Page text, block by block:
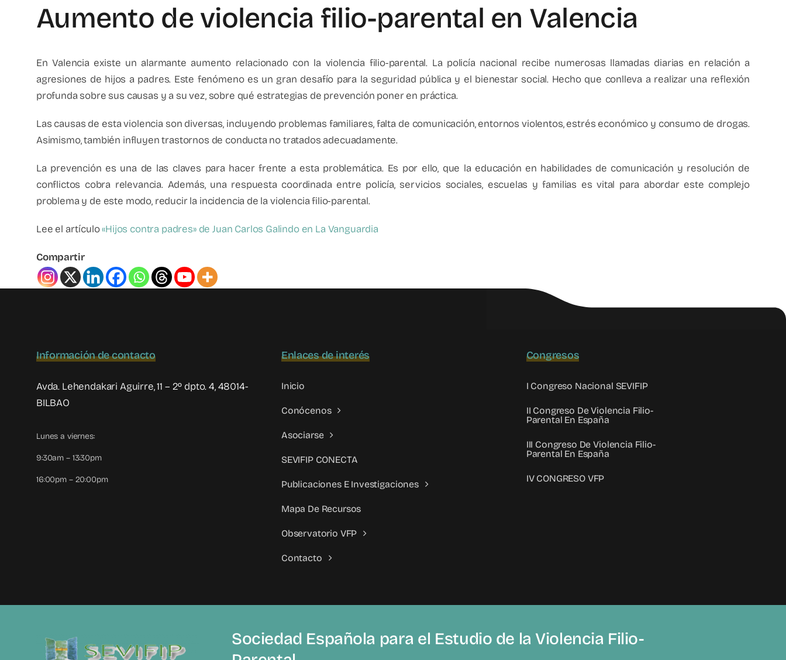
Aumento de violencia filio-parental en Valencia
En Valencia existe un alarmante aumento relacionado con la violencia filio-parental. La policía nacional recibe numerosas llamadas diarias en relación a
agresiones de hijos a padres. Este fenómeno es un gran desafío para la seguridad pública y el bienestar social. Hecho que conlleva a realizar una reflexión
profunda sobre sus causas y a su vez, sobre qué estrategias de prevención poner en práctica.
Las causas de esta violencia son diversas, incluyendo problemas familiares, falta de comunicación, entornos violentos, estrés económico y consumo de drogas.
Asimismo, también influyen trastornos de conducta no tratados adecuadamente.
La prevención es una de las claves para hacer frente a esta problemática. Es por ello, que la educación en habilidades de comunicación y resolución de
conflictos cobra relevancia. Además, una respuesta coordinada entre policía, servicios sociales, escuelas y familias es vital para abordar este complejo
problema y de este modo, reducir la incidencia de la violencia filio-parental.
Lee el artículo«Hijos contra padres» de Juan Carlos Galindo en La Vanguardia
Compartir
Información de contacto
Avda. Lehendakari Aguirre, 11 – 2º dpto. 4, 48014-
BILBAO
Lunes a viernes:
9:30am – 13:30pm
16:00pm – 20:00pm
Enlaces de interés
Inicio
Conócenos
Asociarse
SEVIFIP CONECTA
Publicaciones E Investigaciones
Mapa De Recursos
Observatorio VFP
Contacto
Congresos
I Congreso Nacional SEVIFIP
II Congreso De Violencia Filio-
Parental En España
III Congreso De Violencia Filio-
Parental En España
IV CONGRESO VFP
Sociedad Española para el Estudio de la Violencia Filio-